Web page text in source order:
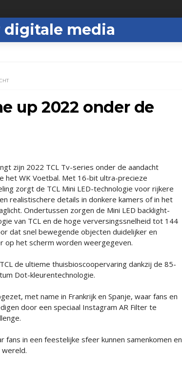
digitale media
up 2022 onder de
zijn 2022 TCL Tv-series onder de aandacht
het WK Voetbal. Met 16-bit ultra-precieze
zorgt de TCL Mini LED-technologie voor rijkere
realistischere details in donkere kamers of in het
Ondertussen zorgen de Mini LED backlight-
van TCL en de hoge verversingssnelheid tot 144
dat snel bewegende objecten duidelijker en
op het scherm worden weergegeven.
de ultieme thuisbioscoopervaring dankzij de 85-
Dot-kleurentechnologie.
met name in Frankrijk en Spanje, waar fans en
door een speciaal Instagram AR Filter te
in een feestelijke sfeer kunnen samenkomen en